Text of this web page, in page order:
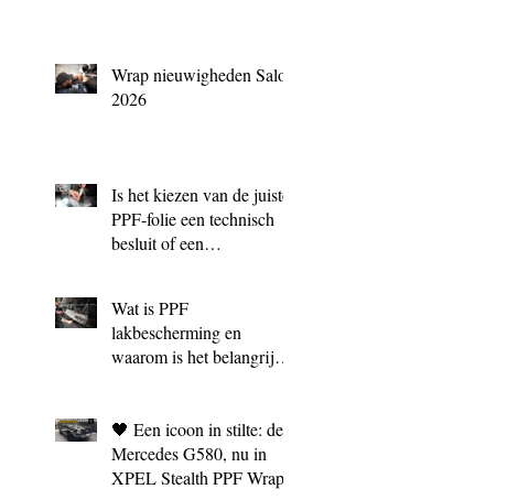
Wrap nieuwigheden Salon
2026
Is het kiezen van de juiste
PPF‑folie een technisch
besluit of een
Wat is PPF
lakbescherming en
waarom is het belangrijk?
🖤 Een icoon in stilte: de
Mercedes G580, nu in
XPEL Stealth PPF Wrap